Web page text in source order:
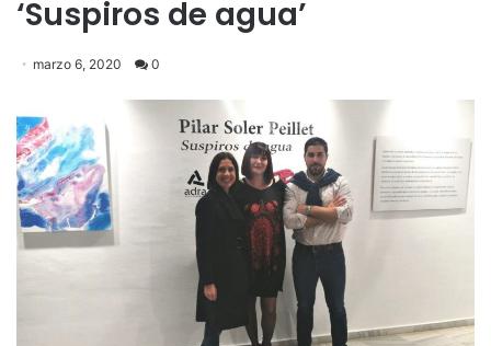
‘Suspiros de agua’
marzo 6, 2020 0